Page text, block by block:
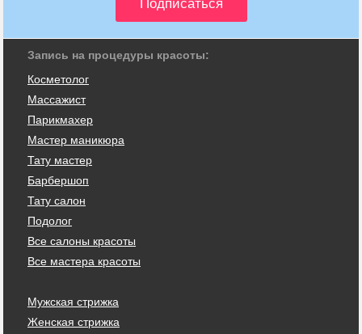
Запись на процедуры красоты:
Косметолог
Массажист
Парикмахер
Мастер маникюра
Тату мастер
Барбершоп
Тату салон
Подолог
Все салоны красоты
Все мастера красоты
Мужская стрижка
Женская стрижка